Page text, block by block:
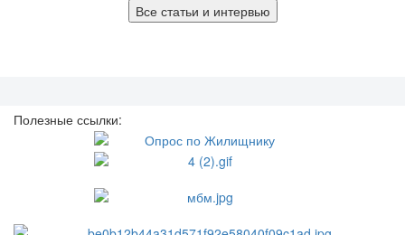
Все статьи и интервью
Полезные ссылки: